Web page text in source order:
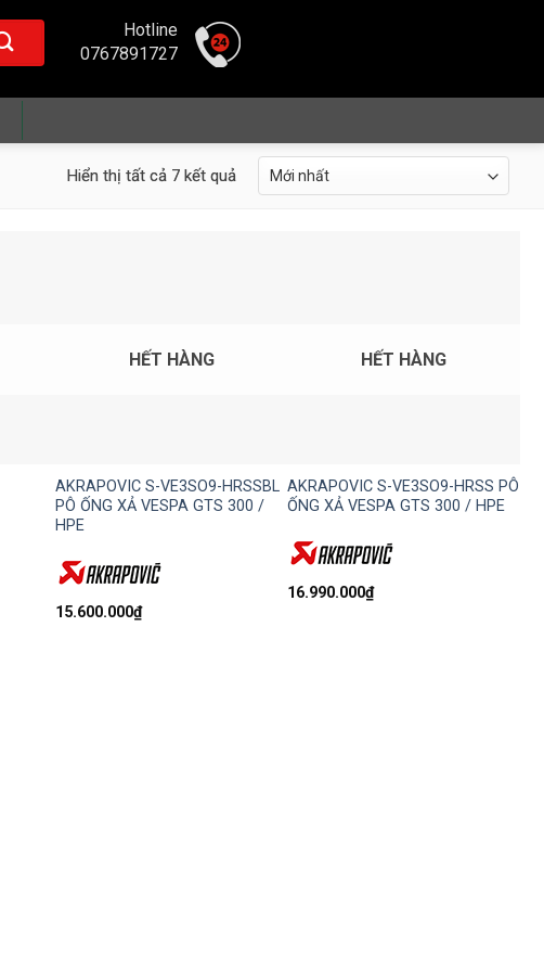
Hotline
0767891727
Hiển thị tất cả 7 kết quả
HẾT HÀNG
AKRAPOVIC S-VE3SO9-HRSSBL
PÔ ỐNG XẢ VESPA GTS 300 /
HPE
15.600.000₫
HẾT HÀNG
AKRAPOVIC S-VE3SO9-HRSS PÔ
ỐNG XẢ VESPA GTS 300 / HPE
16.990.000₫